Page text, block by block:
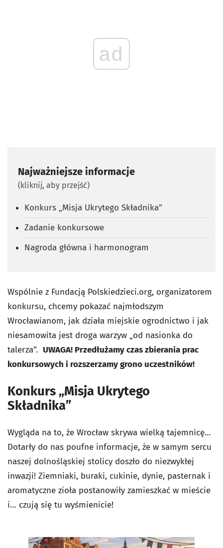
ad
Najważniejsze informacje
(kliknij, aby przejść)
Konkurs „Misja Ukrytego Składnika”
Zadanie konkursowe
Nagroda główna i harmonogram
Wspólnie z Fundacją Polskiedzieci.org, organizatorem
konkursu, chcemy pokazać najmłodszym
Wrocławianom, jak działa miejskie ogrodnictwo i jak
niesamowita jest droga warzyw „od nasionka do
talerza”. UWAGA! Przedłużamy czas zbierania prac
konkursowych i rozszerzamy grono uczestników!
Konkurs „Misja Ukrytego
Składnika”
Wygląda na to, że Wrocław skrywa wielką tajemnicę…
Dotarły do nas poufne informacje, że w samym sercu
naszej dolnośląskiej stolicy doszło do niezwykłej
inwazji! Ziemniaki, buraki, cukinie, dynie, pasternak i
aromatyczne zioła postanowiły zamieszkać w mieście
i… czują się tu wyśmienicie!